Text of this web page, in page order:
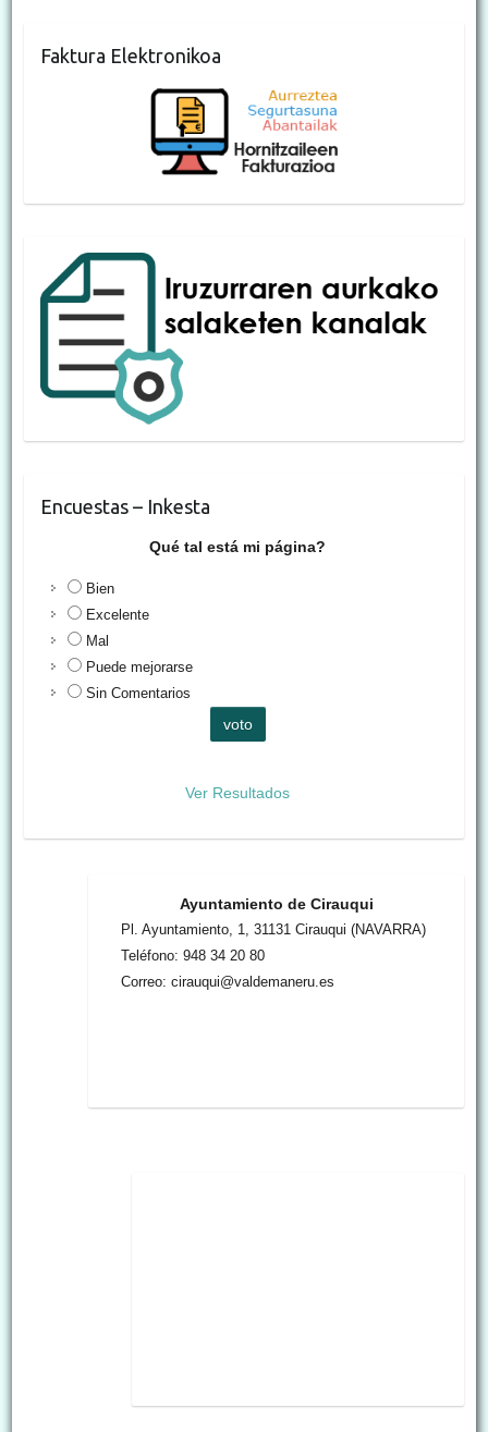
Faktura Elektronikoa
Encuestas – Inkesta
Qué tal está mi página?
Bien
Excelente
Mal
Puede mejorarse
Sin Comentarios
Ver Resultados
Ayuntamiento de Cirauqui
Pl. Ayuntamiento, 1, 31131 Cirauqui (NAVARRA)
Teléfono: 948 34 20 80
Correo: cirauqui@valdemaneru.es